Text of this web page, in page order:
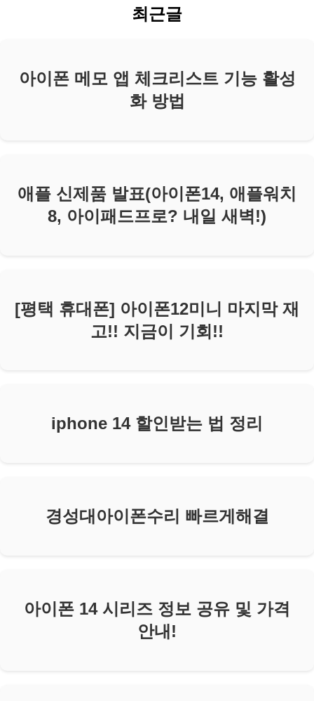
최근글
아이폰 메모 앱 체크리스트 기능 활성
화 방법
애플 신제품 발표(아이폰14, 애플워치
8, 아이패드프로? 내일 새벽!)
[평택 휴대폰] 아이폰12미니 마지막 재
고!! 지금이 기회!!
iphone 14 할인받는 법 정리
경성대아이폰수리 빠르게해결
아이폰 14 시리즈 정보 공유 및 가격
안내!